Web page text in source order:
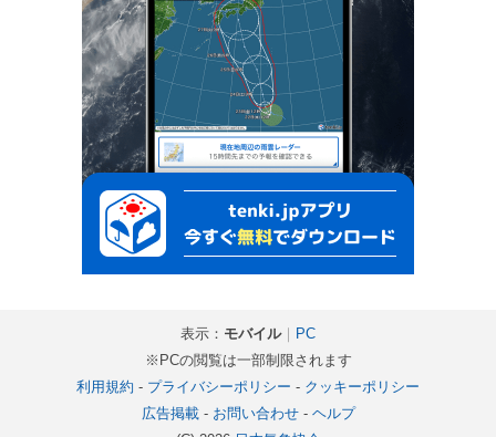
表示： モバイル｜ PC
※PCの閲覧は一部制限されます
利用規約 - プライバシーポリシー - クッキーポリシー
広告掲載- お問い合わせ- ヘルプ